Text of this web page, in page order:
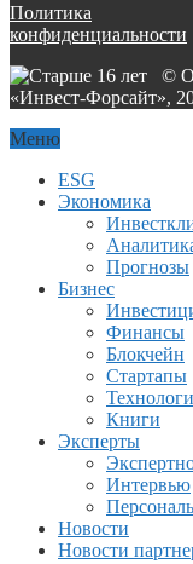
Политика
конфиденциальности
©
«Инвест-Форсайт»,
Меню
ESG
Экономика
Прогнозы
Бизнес
Финансы
Блокчейн
Стартапы
Книги
Эксперты
Интервью
Новости
Новости